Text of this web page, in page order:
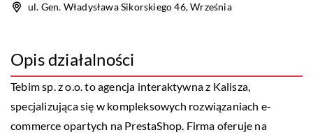
ul. Gen. Władysława Sikorskiego 46, Września
Opis działalności
Tebim sp. z o.o. to agencja interaktywna z Kalisza,
specjalizująca się w kompleksowych rozwiązaniach e-
commerce opartych na PrestaShop. Firma oferuje na